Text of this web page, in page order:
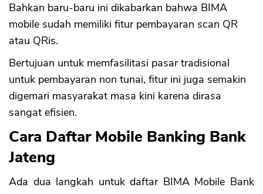
Bahkan baru-baru ini dikabarkan bahwa BIMA
mobile sudah memiliki fitur pembayaran scan QR
atau QRis.
Bertujuan untuk memfasilitasi pasar tradisional
untuk pembayaran non tunai, fitur ini juga semakin
digemari masyarakat masa kini karena dirasa
sangat efisien.
Cara Daftar Mobile Banking Bank
Jateng
Ada dua langkah untuk daftar BIMA Mobile Bank